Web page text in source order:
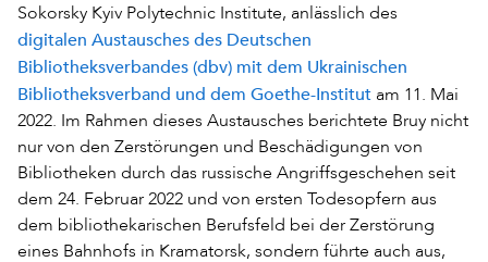
Sokorsky Kyiv Polytechnic Institute, anlässlich des
digitalen Austausches des Deutschen
Bibliotheksverbandes (dbv) mit dem Ukrainischen
Bibliotheksverband und dem Goethe-Institut am 11. Mai
2022. Im Rahmen dieses Austausches berichtete Bruy nicht
nur von den Zerstörungen und Beschädigungen von
Bibliotheken durch das russische Angriffsgeschehen seit
dem 24. Februar 2022 und von ersten Todesopfern aus
dem bibliothekarischen Berufsfeld bei der Zerstörung
eines Bahnhofs in Kramatorsk, sondern führte auch aus,